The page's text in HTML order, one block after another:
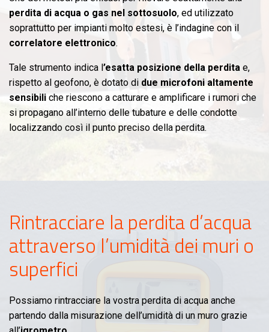
perdita di acqua o gas nel sottosuolo, ed utilizzato
soprattutto per impianti molto estesi, è l’indagine con il
correlatore elettronico.
Tale strumento indica l’esatta posizione della perdita e,
rispetto al geofono, è dotato di due microfoni altamente
sensibili che riescono a catturare e amplificare i rumori che
si propagano all’interno delle tubature e delle condotte
localizzando così il punto preciso della perdita.
Rintracciare la perdita d’acqua
attraverso l’umidità dei muri o
superfici
Possiamo rintracciare la vostra perdita di acqua anche
partendo dalla misurazione dell’umidità di un muro grazie